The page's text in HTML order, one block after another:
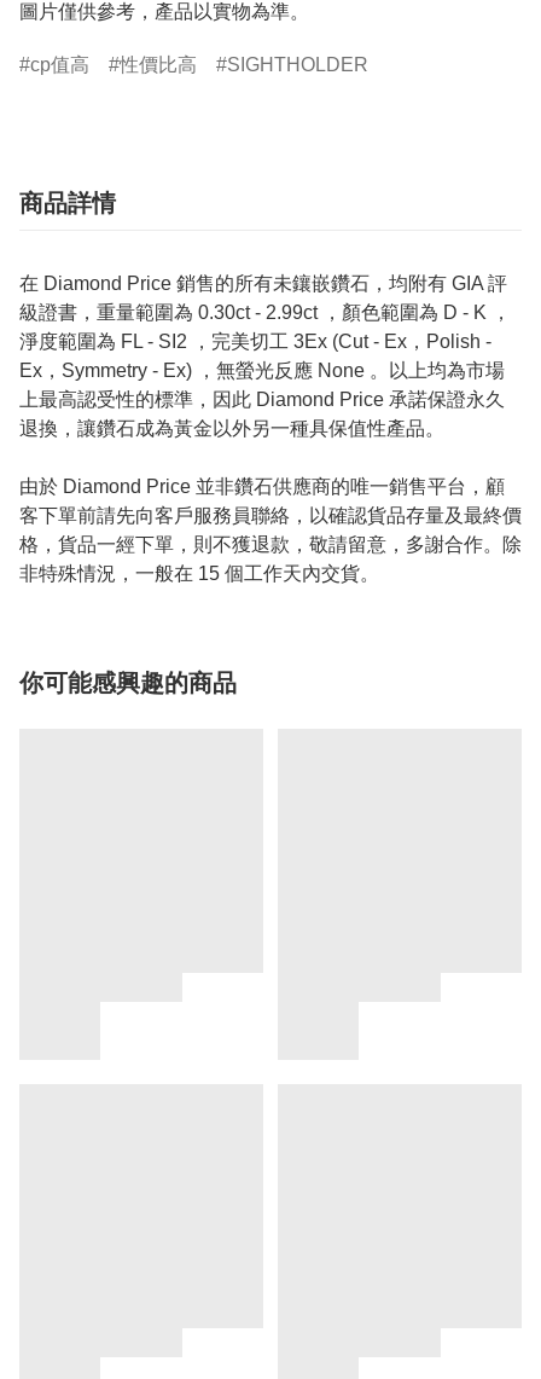
圖片僅供參考，產品以實物為準。
cp值高 性價比高 SIGHTHOLDER
商品詳情
在 Diamond Price 銷售的所有未鑲嵌鑽石，均附有 GIA 評
級證書，重量範圍為 0.30ct - 2.99ct ，顏色範圍為 D - K ，
淨度範圍為 FL - SI2 ，完美切工 3Ex (Cut - Ex，Polish -
Ex，Symmetry - Ex) ，無螢光反應 None 。以上均為市場
上最高認受性的標準，因此 Diamond Price 承諾保證永久
退換，讓鑽石成為黃金以外另一種具保值性產品。
由於 Diamond Price 並非鑽石供應商的唯一銷售平台，顧
客下單前請先向客戶服務員聯絡，以確認貨品存量及最終價
格，貨品一經下單，則不獲退款，敬請留意，多謝合作。除
非特殊情況，一般在 15 個工作天內交貨。
你可能感興趣的商品